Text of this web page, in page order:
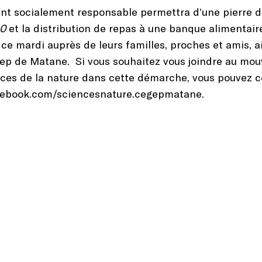
socialement responsable permettra d’une pierre
et la distribution de repas à une banque
mardi auprès de leurs familles, proches et amis,
de Matane. Si vous souhaitez vous joindre au
de la nature dans cette démarche, vous pouvez
sciencesnature.cegepmatane.